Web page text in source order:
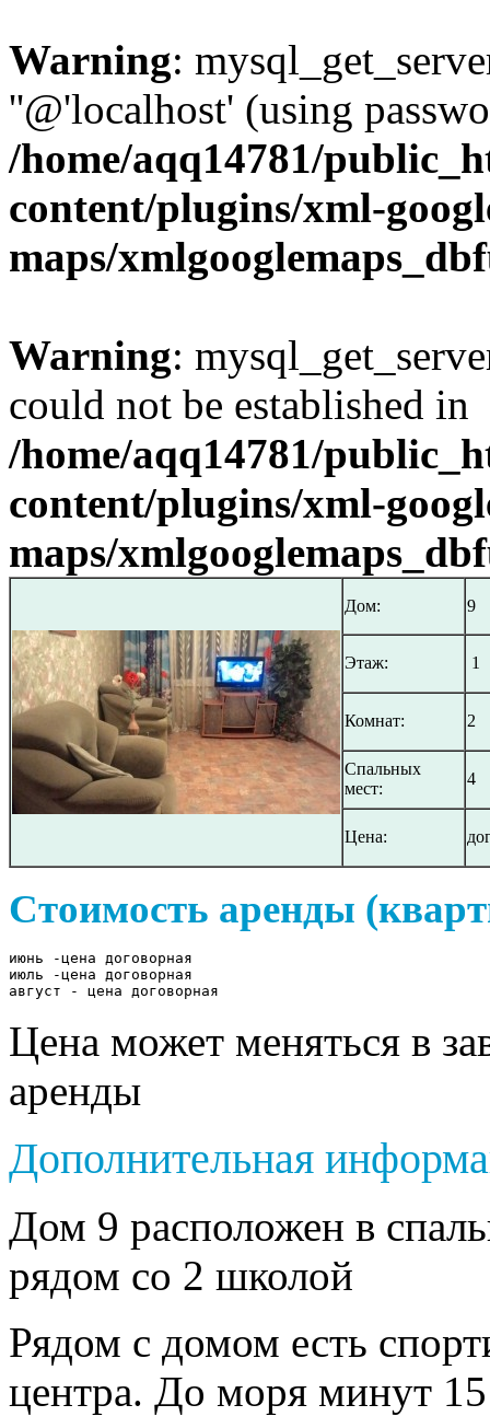
Warning:
''@'localhost' (using
/home/aqq14781/
content/plugins/xml-
maps/
Warning:
could not be established in
/home/aqq14781/
content/plugins/xml-
maps/
Дом: 9
Этаж: 1
Комнат: 2
Спальных
мест:
4
Цена:
Стоимость аренды
июнь -цена договорная
июль -цена договорная
август - цена договорная
Цена может меняться в
аренды
Дополнительная
Дом 9 расположен в
рядом со 2 школой
Рядом с домом есть
центра. До моря минут